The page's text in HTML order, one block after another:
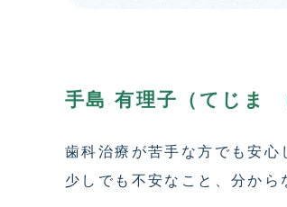
手島 有理子（てじま
歯科治療が苦手な方でも安心
少しでも不安なこと、分から